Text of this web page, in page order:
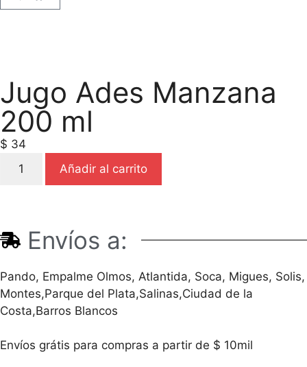
Jugo Ades Manzana
200 ml
$ 34
Añadir al carrito
Envíos a:
Pando, Empalme Olmos, Atlantida, Soca, Migues, Solis,
Montes,Parque del Plata,Salinas,Ciudad de la
Costa,Barros Blancos
Envíos grátis para compras a partir de $ 10mil